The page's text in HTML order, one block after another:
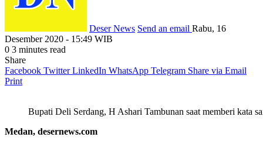
Deser News Send an email Rabu, 16
Desember 2020 - 15:49 WIB
0 3 minutes read
Share
Facebook Twitter LinkedIn WhatsApp Telegram Share via Email
Print
Bupati Deli Serdang, H Ashari Tambunan saat memberi kata
Medan, desernews.com